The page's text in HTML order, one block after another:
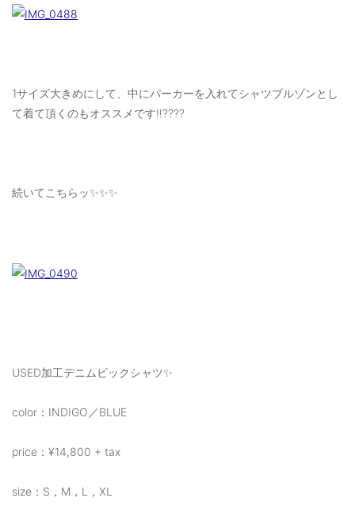
1サイズ大きめにして、中にパーカーを入れてシャツブルゾンとし
て着て頂くのもオススメです‼️????
続いてこちらッ✨✨✨
USED加工デニムビックシャツ✨
color：INDIGO／BLUE
price：¥14,800 + tax
size：S，M，L，XL